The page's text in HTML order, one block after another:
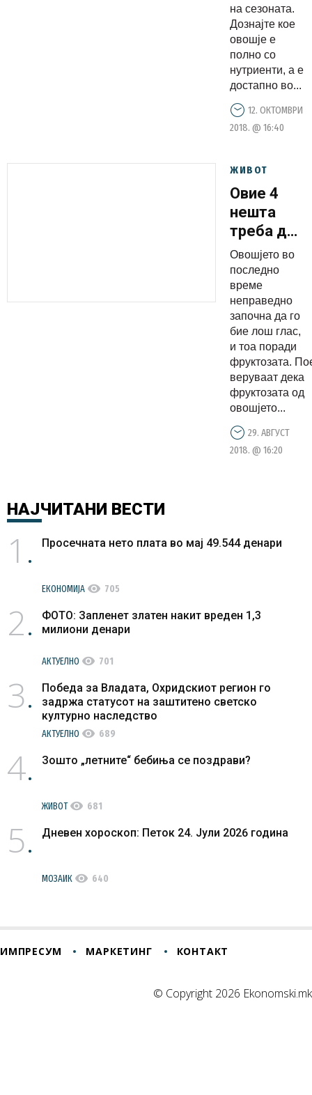
на сезоната.
Дознајте кое
овошје е
полно со
нутриенти, а е
достапно во...
12. ОКТОМВРИ
2018. @ 16:40
ЖИВОТ
Овие 4
нешта
треба да
ги знаете
за
овошјето!
Овошјето во
последно
време
неправедно
започна да го
бие лош глас,
и тоа поради
фруктозата.
веруваат дека
фруктозата од
овошјето...
29. АВГУСТ
2018. @ 16:20
НАЈЧИТАНИ ВЕСТИ
1 Просечната нето плата во мај 49.544 денари
ЕКОНОМИЈА visibility 705
2
ФОТО: Запленет златен накит вреден 1,3
милиони денари
АКТУЕЛНО visibility 701
3
Победа за Владата, Охридскиот регион го
задржа статусот на заштитено светско
културно наследство
АКТУЕЛНО visibility 689
4 Зошто „летните“ бебиња се поздрави?
ЖИВОТvisibility 681
5 Дневен хороскоп: Петок 24. Јули 2026 година
МОЗАИК visibility 640
ИМПРЕСУМ МАРКЕТИНГ КОНТАКТ
© Copyright 2026 Ekonomski.mk